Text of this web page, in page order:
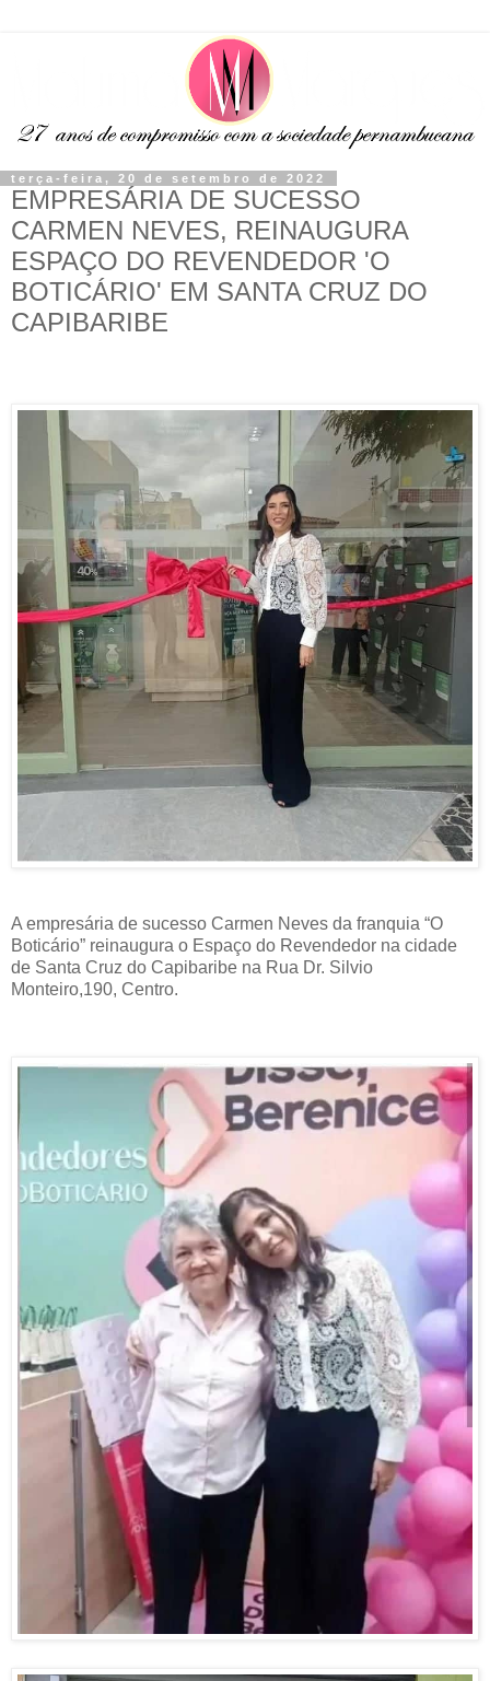
terça-feira, 20 de setembro de 2022
EMPRESÁRIA DE SUCESSO
CARMEN NEVES, REINAUGURA
ESPAÇO DO REVENDEDOR 'O
BOTICÁRIO' EM SANTA CRUZ DO
CAPIBARIBE
A empresária de sucesso Carmen Neves da franquia “O
Boticário” reinaugura o Espaço do Revendedor na cidade
de Santa Cruz do Capibaribe na Rua Dr. Silvio
Monteiro,190, Centro.